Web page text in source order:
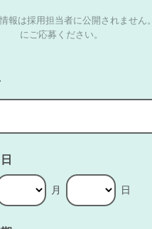
報は採用担当者に公開されません
にご応募ください。
月 日